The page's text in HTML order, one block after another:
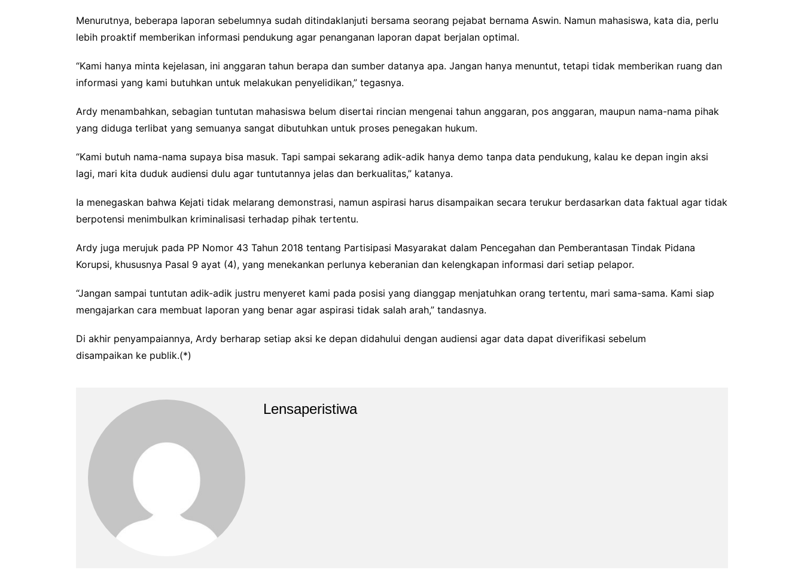
Menurutnya, beberapa laporan sebelumnya sudah ditindaklanjuti bersama seorang pejabat bernama Aswin. Namun mahasiswa, kata dia, perlu
lebih proaktif memberikan informasi pendukung agar penanganan laporan dapat berjalan optimal.
“Kami hanya minta kejelasan, ini anggaran tahun berapa dan sumber datanya apa. Jangan hanya menuntut, tetapi tidak memberikan ruang dan
informasi yang kami butuhkan untuk melakukan penyelidikan,” tegasnya.
Ardy menambahkan, sebagian tuntutan mahasiswa belum disertai rincian mengenai tahun anggaran, pos anggaran, maupun nama-nama pihak
yang diduga terlibat yang semuanya sangat dibutuhkan untuk proses penegakan hukum.
“Kami butuh nama-nama supaya bisa masuk. Tapi sampai sekarang adik-adik hanya demo tanpa data pendukung, kalau ke depan ingin aksi
lagi, mari kita duduk audiensi dulu agar tuntutannya jelas dan berkualitas,” katanya.
Ia menegaskan bahwa Kejati tidak melarang demonstrasi, namun aspirasi harus disampaikan secara terukur berdasarkan data faktual agar tidak
berpotensi menimbulkan kriminalisasi terhadap pihak tertentu.
Ardy juga merujuk pada PP Nomor 43 Tahun 2018 tentang Partisipasi Masyarakat dalam Pencegahan dan Pemberantasan Tindak Pidana
Korupsi, khususnya Pasal 9 ayat (4), yang menekankan perlunya keberanian dan kelengkapan informasi dari setiap pelapor.
“Jangan sampai tuntutan adik-adik justru menyeret kami pada posisi yang dianggap menjatuhkan orang tertentu, mari sama-sama. Kami siap
mengajarkan cara membuat laporan yang benar agar aspirasi tidak salah arah,” tandasnya.
Di akhir penyampaiannya, Ardy berharap setiap aksi ke depan didahului dengan audiensi agar data dapat diverifikasi sebelum
disampaikan ke publik.(*)
Lensaperistiwa